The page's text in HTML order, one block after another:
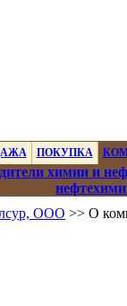
ПОКУПКА
химии и
ООО >> О